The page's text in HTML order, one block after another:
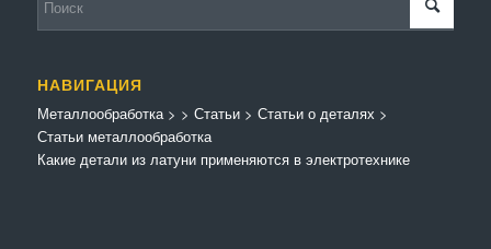
НАВИГАЦИЯ
Металлообработка>
Статьи металлообработка
> Статьи> Статьи о деталях >
Какие детали из латуни применяются в электротехнике